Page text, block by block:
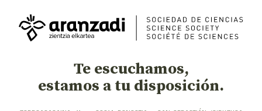
Te escuchamos,
estamos a tu disposición.